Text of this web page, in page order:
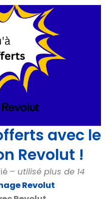
avec le
Revolut !
– utilisé plus de 14
Revolut